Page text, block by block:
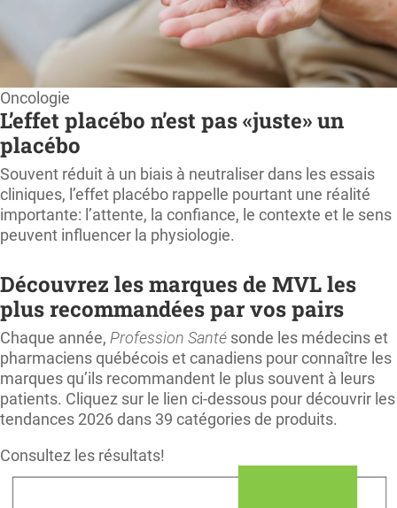
Oncologie
L’effet placébo n’est pas «juste» un
placébo
Souvent réduit à un biais à neutraliser dans les essais
cliniques, l’effet placébo rappelle pourtant une réalité
importante: l’attente, la confiance, le contexte et le sens
peuvent influencer la physiologie.
Découvrez les marques de MVL les
plus recommandées par vos pairs
Chaque année, Profession Santé sonde les médecins et
pharmaciens québécois et canadiens pour connaître les
marques qu’ils recommandent le plus souvent à leurs
patients. Cliquez sur le lien ci-dessous pour découvrir les
tendances 2026 dans 39 catégories de produits.
Consultez les résultats!